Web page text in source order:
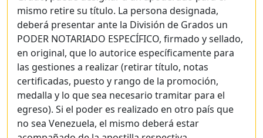
mismo retire su título. La persona designada,
deberá presentar ante la División de Grados un
PODER NOTARIADO ESPECÍFICO, firmado y sellado,
en original, que lo autorice específicamente para
las gestiones a realizar (retirar título, notas
certificadas, puesto y rango de la promoción,
medalla y lo que sea necesario tramitar para el
egreso). Si el poder es realizado en otro país que
no sea Venezuela, el mismo deberá estar